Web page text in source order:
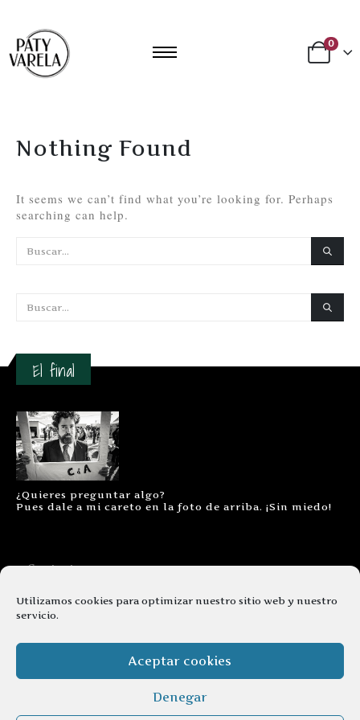
Utilizamos cookies para optimizar nuestro sitio web y nuestro
servicio.
Aceptar cookies
Denegar
0
Nothing Found
It seems we can’t find what you’re looking for. Perhaps
searching can help.
El final
¿Quieres preguntar algo?
Pues dale a mi careto en la foto de arriba. ¡Sin miedo!
Contacto
Aviso legal